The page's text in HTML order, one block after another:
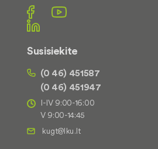
Susisiekite
(0 46) 451587
(0 46) 451947
I-IV 9:00-16:00
V 9:00-14:45